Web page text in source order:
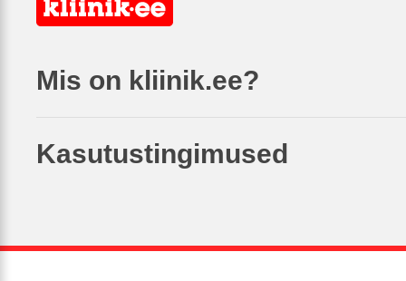
Mis on kliinik.ee?
Kasutustingimused